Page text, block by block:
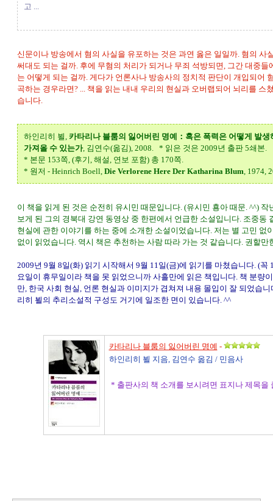
고 ...
신문이나 방송에서 혐의 사실을 유포하는 것은 과연 옳은 일일까. 혐의 사
써대도 되는 걸까. 후에 무혐의 처리가 되거나 무죄 석방되면, 그간 대중들
는 어떻게 되는 걸까. 게다가 언론사나 방송사의 정치적 판단이 개입되어
곡하는 경우라면? ... 책을 읽는 내내 우리의 현실과 오버랩되어 뇌리를 스
습니다.
하인리히 뵐, 카타리나 블룸의 잃어버린 명예：혹은 폭력은 어떻게 발생
가져올 수 있는가, 김연수(옮김), 2008. * 읽은 것은 2009년 출판 5쇄본.
* 본문 153쪽, (후기, 해설, 연보 포함) 총 170쪽.
* 원저 - Heinrich Boell, Die Verlorene Here Der Katharina Blum, 1974,
이 책을 읽게 된 것은 순전히 유시민 때문입니다. (유시민 횽아 때문. ^^) 작
보게 된 그의 경북대 강연 동영상 중 한편에서 언급한 소설입니다. 조중동
현실에 관한 이야기를 하는 중에 소개한 소설이었습니다. 저는 별 고민 없
없이 읽었습니다. 역시 책은 추천하는 사람 따라 가는 것 같습니다. 권할만
2009년 9월 8일(화) 읽기 시작해서 9월 11일(금)에 읽기를 마쳤습니다. (꼭
요일이 휴무일이라 책을 못 읽었으니까 사흘만에 읽은 책입니다. 책 분량
만, 한국 사회 현실, 언론 현실과 이미지가 겹쳐져 내용 몰입이 잘 되었습
리히 뵐의 추리소설적 구성도 거기에 일조한 면이 있습니다. ^^
카타리나 블룸의 잃어버린 명예 -
하인리히 뵐 지음, 김연수 옮김 / 민음사
* 출판사의 책 소개를 보시려면 표지나 제목을